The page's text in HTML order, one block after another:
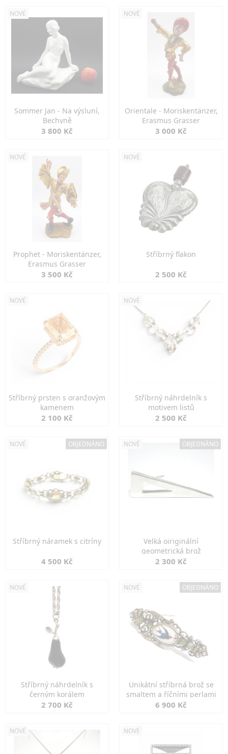
NOVÉ
Sommer Jan - Na výsluní,
Bechyně
3 800 Kč
NOVÉ
Orientale - Moriskentänzer,
Erasmus Grasser
3 000 Kč
NOVÉ
Prophet - Moriskentänzer,
Erasmus Grasser
3 500 Kč
NOVÉ
Stříbrný flakon
2 500 Kč
NOVÉ
Stříbrný prsten s oranžovým
kamenem
2 100 Kč
NOVÉ
Stříbrný náhrdelník s
motivem listů
2 500 Kč
NOVÉ OBJEDNÁNO
Stříbrný náramek s citríny
4 500 Kč
NOVÉ OBJEDNÁNO
Velká oiriginální
geometrická brož
2 300 Kč
NOVÉ
Stříbrný náhrdelník s
černým korálem
2 700 Kč
NOVÉ OBJEDNÁNO
Unikátní stříbrná brož se
smaltem a říčními perlami
6 900 Kč
NOVÉ NOVÉ